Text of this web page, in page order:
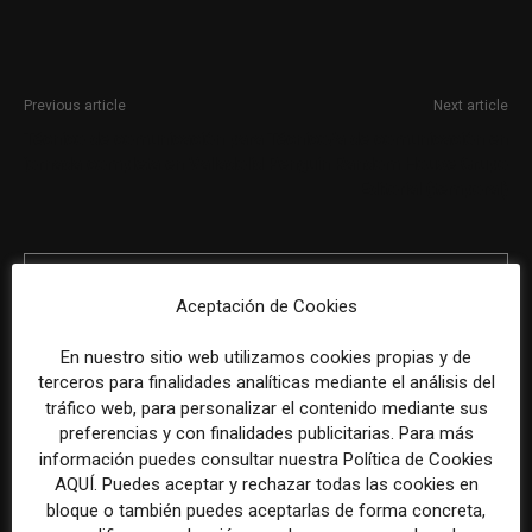
Previous article Next article
REDACCIÓN
Aceptación de Cookies
En nuestro sitio web utilizamos cookies propias y de
terceros para finalidades analíticas mediante el análisis del
tráfico web, para personalizar el contenido mediante sus
preferencias y con finalidades publicitarias. Para más
información puedes consultar nuestra Política de Cookies
AQUÍ. Puedes aceptar y rechazar todas las cookies en
bloque o también puedes aceptarlas de forma concreta,